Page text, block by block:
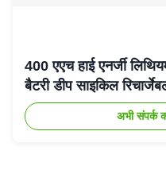
400 एएच हाई एनर्जी
बैटरी डीप साइकिल
अभी संपर्क